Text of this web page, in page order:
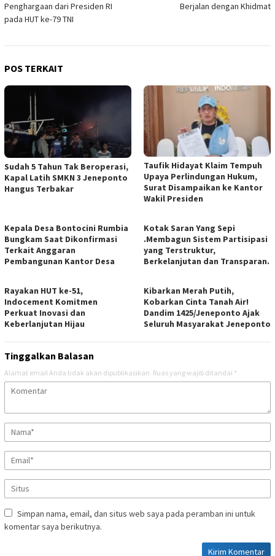
Penghargaan dari Presiden RI
pada HUT ke-79 TNI
Berjalan dengan Khidmat
POS TERKAIT
Sudah 5 Tahun Tak Beroperasi,
Kapal Latih SMKN 3 Jeneponto
Hangus Terbakar
Taufik Hidayat Klaim Tempuh
Upaya Perlindungan Hukum,
Surat Disampaikan ke Kantor
Wakil Presiden
Kepala Desa Bontocini Rumbia
Bungkam Saat Dikonfirmasi
Terkait Anggaran
Pembangunan Kantor Desa
Kotak Saran Yang Sepi
.Membagun Sistem Partisipasi
yang Terstruktur,
Berkelanjutan dan Transparan.
Rayakan HUT ke-51,
Indocement Komitmen
Perkuat Inovasi dan
Keberlanjutan Hijau
Kibarkan Merah Putih,
Kobarkan Cinta Tanah Air!
Dandim 1425/Jeneponto Ajak
Seluruh Masyarakat Jeneponto
Tinggalkan Balasan
Alamat email Anda tidak akan dipublikasikan. Ruas yang wajib ditandai *
Simpan nama, email, dan situs web saya pada peramban ini untuk
komentar saya berikutnya.